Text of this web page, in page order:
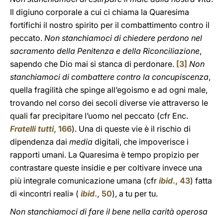
Il digiuno corporale a cui ci chiama la Quaresima
fortifichi il nostro spirito per il combattimento contro il
peccato. Non stanchiamoci di chiedere perdono nel
sacramento della Penitenza e della Riconciliazione,
sapendo che Dio mai si stanca di perdonare. [3] Non
stanchiamoci di combattere contro la concupiscenza,
quella fragilità che spinge all’egoismo e ad ogni male,
trovando nel corso dei secoli diverse vie attraverso le
quali far precipitare l’uomo nel peccato (cfr Enc.
Fratelli tutti, 166). Una di queste vie è il rischio di
dipendenza dai media digitali, che impoverisce i
rapporti umani. La Quaresima è tempo propizio per
contrastare queste insidie e per coltivare invece una
più integrale comunicazione umana (cfr ibid., 43) fatta
di «incontri reali» ( ibid., 50), a tu per tu.
Non stanchiamoci di fare il bene nella carità operosa